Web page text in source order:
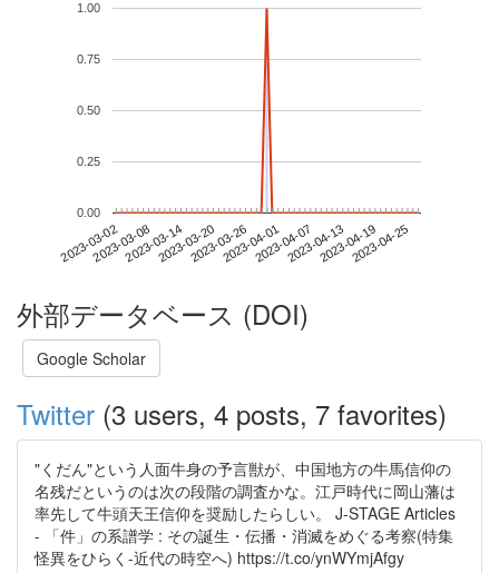
2023-03-022023-03-082023-03-142023-03-202023-03-262023-04-012023-04-072023-04-132023-04-192023-04-25
0.00
0.25
0.50
0.75
1.00
外部データベース (DOI)
Google Scholar
Twitter (3 users, 4 posts, 7 favorites)
"くだん"という人面牛身の予言獣が、中国地方の牛馬信仰の
名残だというのは次の段階の調査かな。江戸時代に岡山藩は
率先して牛頭天王信仰を奨励したらしい。 J-STAGE Articles
- 「件」の系譜学 : その誕生・伝播・消滅をめぐる考察(特集
怪異をひらく-近代の時空へ) https://t.co/ynWYmjAfgy